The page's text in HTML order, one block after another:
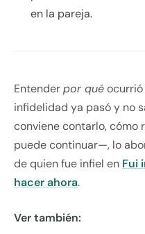
en la pareja.
Entenderpor quéocurrió
infidelidad ya pasó y no
conviene contarlo, cómo
puede continuar—, lo
de quien fue infiel en Fui
hacer ahora.
Ver también: